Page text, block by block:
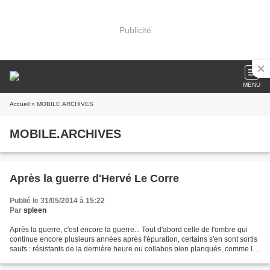
Publicité
MENU
Accueil » MOBILE.ARCHIVES
MOBILE.ARCHIVES
Après la guerre d'Hervé Le Corre
Publié le 31/05/2014 à 15:22
Par spleen
Après la guerre, c'est encore la guerre... Tout d'abord celle de l'ombre qui
continue encore plusieurs années après l'épuration, certains s'en sont sortis
saufs : résistants de la dernière heure ou collabos bien planqués, comme le